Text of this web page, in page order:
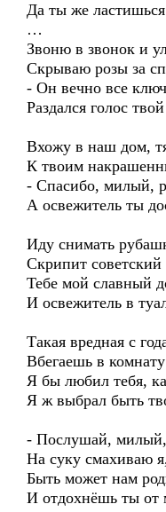
Да ты же
…
Звоню в звонок и
Скрываю розы за
- Он вечно все
Раздался голос
Вхожу в наш дом,
К твоим
- Спасибо, милый,
А освежитель ты
Иду снимать
Скрипит
Тебе мой славный
И освежитель в
Такая вредная с
Вбегаешь в
Я бы любил тебя,
Я ж выбрал быть
- Послушай,
На суку смахиваю
Быть может нам
И отдохнёшь ты от